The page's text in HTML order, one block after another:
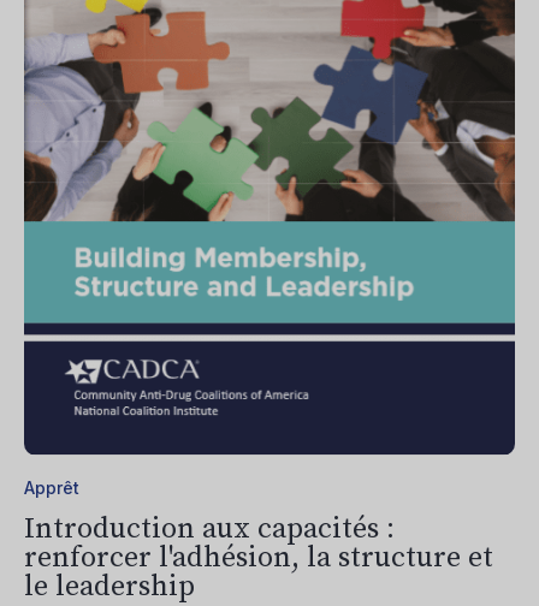
Apprêt
Introduction aux capacités :
renforcer l'adhésion, la structure et
le leadership